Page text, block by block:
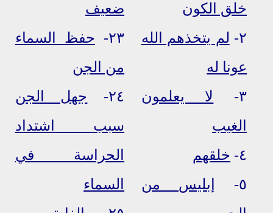
خلق الكون
٢-
لم يتخذهم الله
عونا له
٣-
لا يعلمون
الغيب
٤-
خلقهم
٥-
إبليس من
ضعيف
٢٣-
حفظ السماء
من الجن
٢٤-
جهل الجن
سبب اشتداد
الحراسة في
السماء